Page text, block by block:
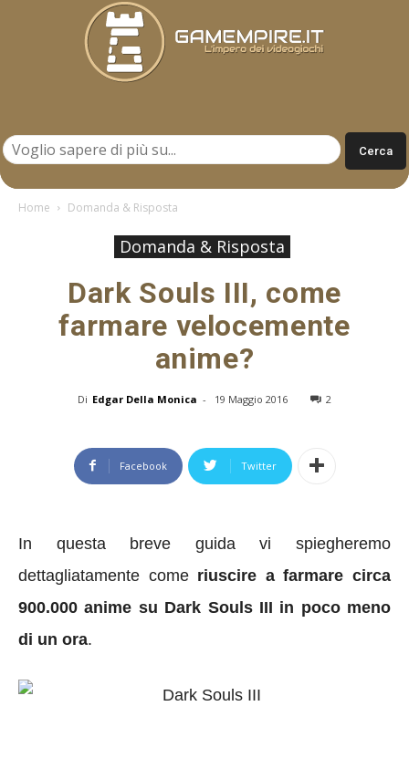
Home Domanda & Risposta
Domanda & Risposta
Dark Souls III, come
farmare velocemente
anime?
Di Edgar Della Monica - 19 Maggio 2016 2
Facebook Twitter
In questa breve guida vi spiegheremo
dettagliatamente come riuscire a farmare circa
900.000 anime su Dark Souls III in poco meno
di un ora.